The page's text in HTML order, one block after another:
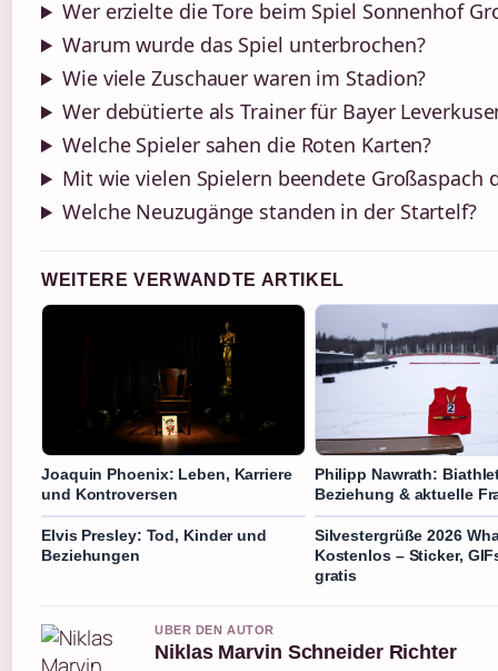
Wer erzielte die Tore beim Spiel Sonnenhof
Warum wurde das Spiel unterbrochen?
Wie viele Zuschauer waren im Stadion?
Wer debütierte als Trainer für Bayer
Welche Spieler sahen die Roten Karten?
Mit wie vielen Spielern beendete Großaspach
Welche Neuzugänge standen in der Startelf?
WEITERE VERWANDTE ARTIKEL
Joaquin Phoenix: Leben, Karriere
und Kontroversen
Philipp Nawrath:
Beziehung & aktuelle
Elvis Presley: Tod, Kinder und
Beziehungen
Silvestergrüße 2026
Kostenlos – Sticker,
gratis
UBER DEN AUTOR
Niklas Marvin Schneider Richter